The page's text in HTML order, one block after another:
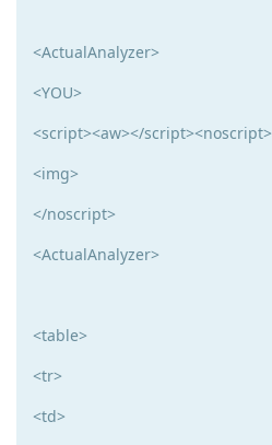
<ActualAnalyzer>
<YOU>
<script><aw></script><noscript>
<img>
</noscript>
<ActualAnalyzer>
<table>
<tr>
<td>